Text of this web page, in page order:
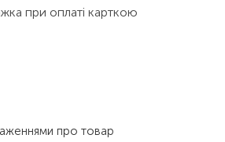
при оплаті карткою
про товар